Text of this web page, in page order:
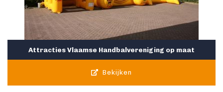
Attracties Vlaamse Handbalvereniging op maat
Bekijken